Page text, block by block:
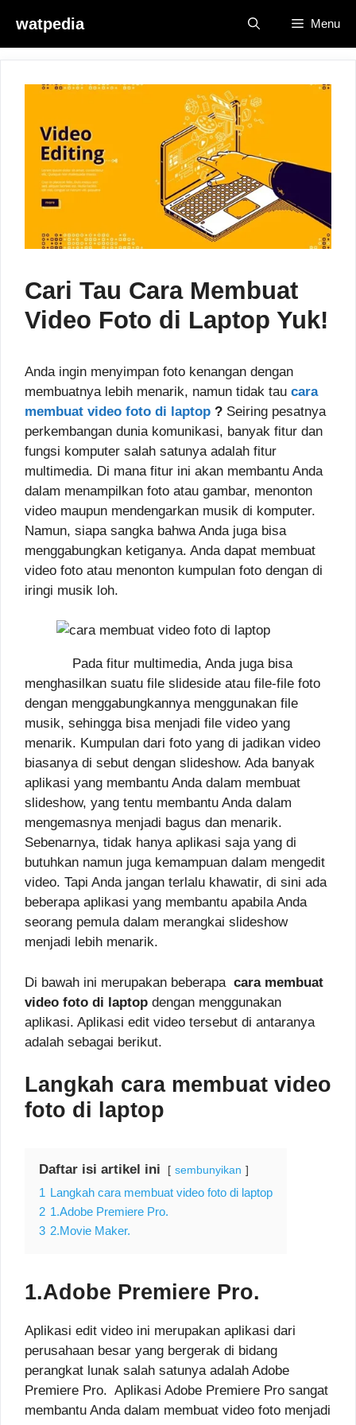
content
watpedia Menu
Cari Tau Cara Membuat
Video Foto di Laptop Yuk!
Anda ingin menyimpan foto kenangan dengan
membuatnya lebih menarik, namun tidak tau cara
membuat video foto di laptop ? Seiring pesatnya
perkembangan dunia komunikasi, banyak fitur dan
fungsi komputer salah satunya adalah fitur
multimedia. Di mana fitur ini akan membantu Anda
dalam menampilkan foto atau gambar, menonton
video maupun mendengarkan musik di komputer.
Namun, siapa sangka bahwa Anda juga bisa
menggabungkan ketiganya. Anda dapat membuat
video foto atau menonton kumpulan foto dengan di
iringi musik loh.
Pada fitur multimedia, Anda juga bisa
menghasilkan suatu file slideside atau file-file foto
dengan menggabungkannya menggunakan file
musik, sehingga bisa menjadi file video yang
menarik. Kumpulan dari foto yang di jadikan video
biasanya di sebut dengan slideshow. Ada banyak
aplikasi yang membantu Anda dalam membuat
slideshow, yang tentu membantu Anda dalam
mengemasnya menjadi bagus dan menarik.
Sebenarnya, tidak hanya aplikasi saja yang di
butuhkan namun juga kemampuan dalam mengedit
video. Tapi Anda jangan terlalu khawatir, di sini ada
beberapa aplikasi yang membantu apabila Anda
seorang pemula dalam merangkai slideshow
menjadi lebih menarik.
Di bawah ini merupakan beberapa cara membuat
video foto di laptop dengan menggunakan
aplikasi. Aplikasi edit video tersebut di antaranya
adalah sebagai berikut.
Langkah cara membuat video
foto di laptop
Daftar isi artikel ini sembunyikan
1 Langkah cara membuat video foto di laptop
2 1.Adobe Premiere Pro.
3 2.Movie Maker.
1.Adobe Premiere Pro.
Aplikasi edit video ini merupakan aplikasi dari
perusahaan besar yang bergerak di bidang
perangkat lunak salah satunya adalah Adobe
Premiere Pro. Aplikasi Adobe Premiere Pro sangat
membantu Anda dalam membuat video foto menjadi